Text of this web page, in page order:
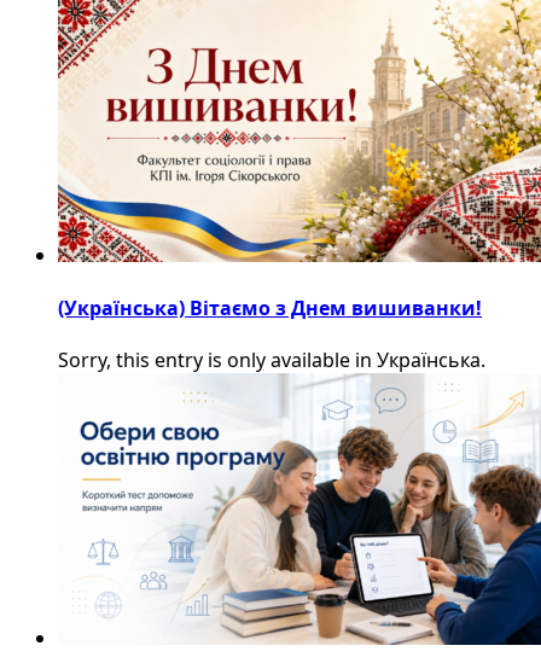
(Українська) Вітаємо з Днем вишиванки!
Sorry, this entry is only available in Українська.